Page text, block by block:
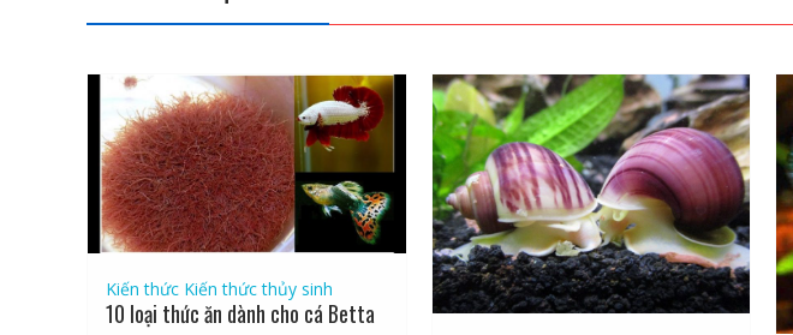
Kiến thức Kiến thức thủy sinh
10 loại thức ăn dành cho cá Betta